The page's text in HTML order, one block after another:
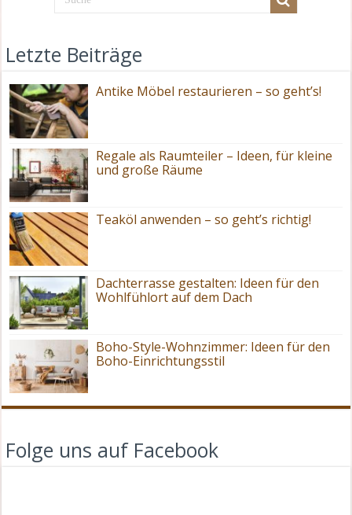
Letzte Beiträge
Antike Möbel restaurieren – so geht’s!
Regale als Raumteiler – Ideen, für kleine
und große Räume
Teaköl anwenden – so geht’s richtig!
Dachterrasse gestalten: Ideen für den
Wohlfühlort auf dem Dach
Boho-Style-Wohnzimmer: Ideen für den
Boho-Einrichtungsstil
Folge uns auf Facebook